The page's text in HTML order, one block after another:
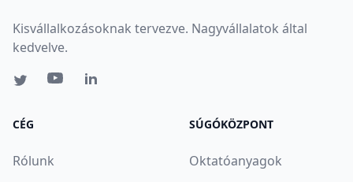
Kisvállalkozásoknak tervezve. Nagyvállalatok által
kedvelve.
CÉG
Rólunk
SÚGÓKÖZPONT
Oktatóanyagok